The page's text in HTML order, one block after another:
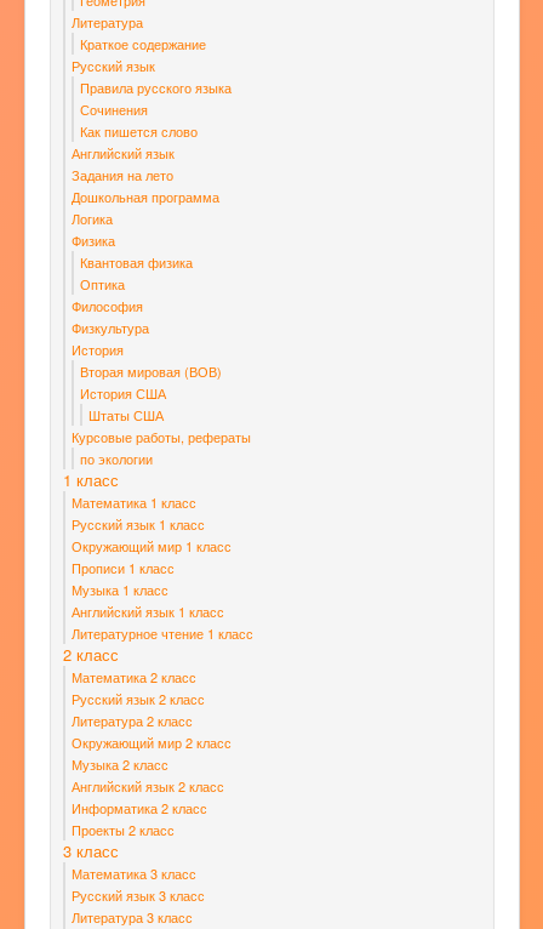
Литература
Краткое содержание
Русский язык
Правила русского языка
Сочинения
Как пишется слово
Английский язык
Задания на лето
Дошкольная программа
Логика
Физика
Квантовая физика
Оптика
Философия
Физкультура
История
Вторая мировая (ВОВ)
История США
Штаты США
Курсовые работы, рефераты
по экологии
1 класс
Математика 1 класс
Русский язык 1 класс
Окружающий мир 1 класс
Прописи 1 класс
Музыка 1 класс
Английский язык 1 класс
Литературное чтение 1 класс
2 класс
Математика 2 класс
Русский язык 2 класс
Литература 2 класс
Окружающий мир 2 класс
Музыка 2 класс
Английский язык 2 класс
Информатика 2 класс
Проекты 2 класс
3 класс
Математика 3 класс
Русский язык 3 класс
Литература 3 класс